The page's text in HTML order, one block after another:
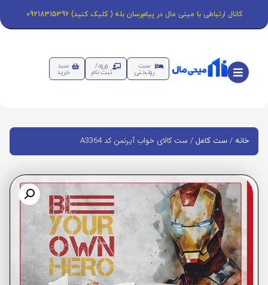
کانال ارتباطی با مینی مال در پیام‌رسان بله ( کلیک کنید) 09218315396
ست
روتختی
ورود/
ثبت نام
سبد
خرید
خانه / ست کامل / ست کالای خواب آیرنمن کد A3364